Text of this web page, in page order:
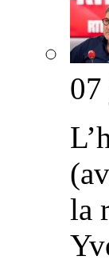
la